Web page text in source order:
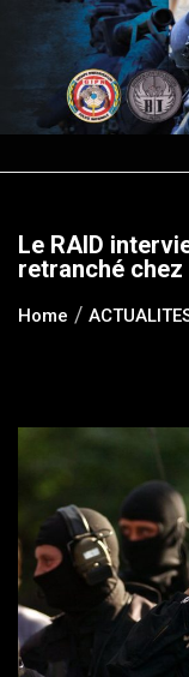
content
Le RAID
retranché
Home